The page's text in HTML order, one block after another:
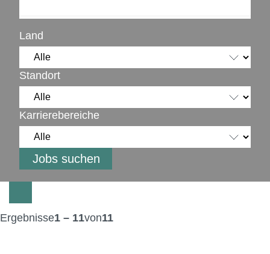
Land
Standort
Karrierebereiche
Ergebnisse1 – 11von11